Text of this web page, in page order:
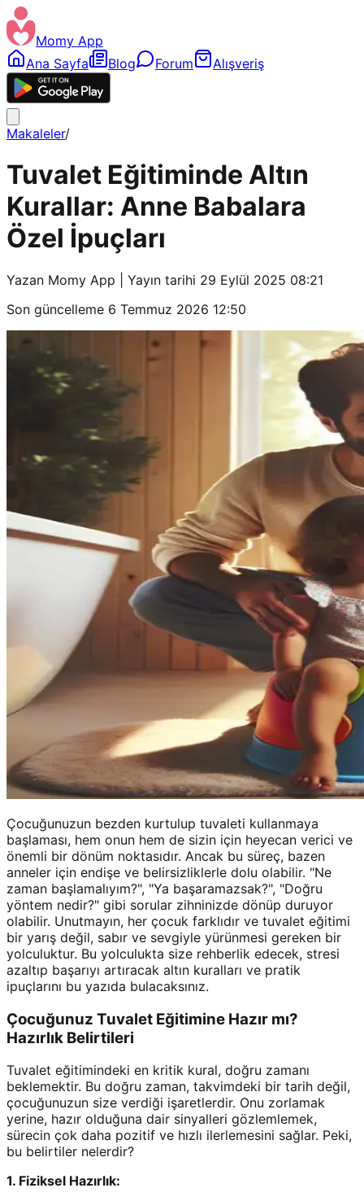
Momy App
Ana Sayfa
Blog Forum Alışveriş
Makaleler/
Tuvalet Eğitiminde Altın
Kurallar: Anne Babalara
Özel İpuçları
Yazan Momy App | Yayın tarihi 29 Eylül 2025 08:21
Son güncelleme 6 Temmuz 2026 12:50
Çocuğunuzun bezden kurtulup tuvaleti kullanmaya
başlaması, hem onun hem de sizin için heyecan verici ve
önemli bir dönüm noktasıdır. Ancak bu süreç, bazen
anneler için endişe ve belirsizliklerle dolu olabilir. "Ne
zaman başlamalıyım?", "Ya başaramazsak?", "Doğru
yöntem nedir?" gibi sorular zihninizde dönüp duruyor
olabilir. Unutmayın, her çocuk farklıdır ve tuvalet eğitimi
bir yarış değil, sabır ve sevgiyle yürünmesi gereken bir
yolculuktur. Bu yolculukta size rehberlik edecek, stresi
azaltıp başarıyı artıracak altın kuralları ve pratik
ipuçlarını bu yazıda bulacaksınız.
Çocuğunuz Tuvalet Eğitimine Hazır mı?
Hazırlık Belirtileri
Tuvalet eğitimindeki en kritik kural, doğru zamanı
beklemektir. Bu doğru zaman, takvimdeki bir tarih değil,
çocuğunuzun size verdiği işaretlerdir. Onu zorlamak
yerine, hazır olduğuna dair sinyalleri gözlemlemek,
sürecin çok daha pozitif ve hızlı ilerlemesini sağlar. Peki,
bu belirtiler nelerdir?
1. Fiziksel Hazırlık: